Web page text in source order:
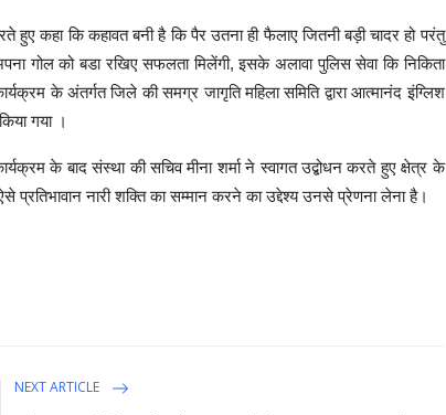
कि कहावत बनी है कि पैर उतना ही फैलाए जितनी बड़ी चादर हो परंतु
गोल को बडा रखिए सफलता मिलेंगी, इसके अलावा पुलिस सेवा कि निकिता
के अंतर्गत जिले की समग्र जागृति महिला समिति द्वारा आत्मानंद इंग्लिश
गया ।
के बाद संस्था की सचिव मीना शर्मा ने स्वागत उद्बोधन करते हुए क्षेत्र के
प्रतिभावान नारी शक्ति का सम्मान करने का उद्देश्य उनसे प्रेणना लेना है।
NEXT ARTICLE